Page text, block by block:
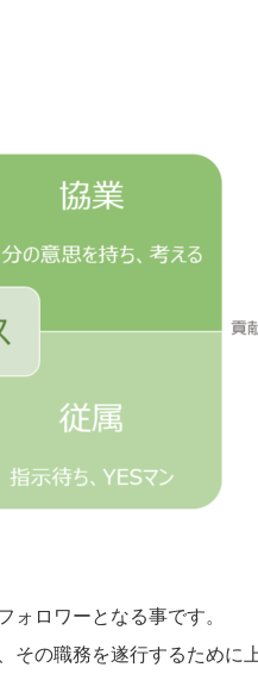
ォロワーとなる事です。
その職務を遂行するため